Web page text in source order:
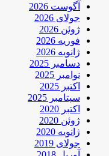
آگوست 2026
جولای 2026
ژوئن 2026
فوریه 2026
ژانویه 2026
دسامبر 2025
نوامبر 2025
اکتبر 2025
سپتامبر 2025
اکتبر 2020
ژوئن 2020
ژانویه 2020
جولای 2019